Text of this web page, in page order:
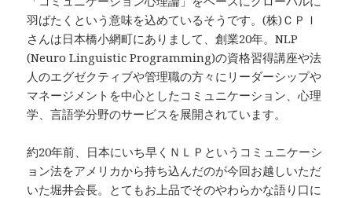
羽ばたくという意味を込めているそうです。(株)ＣＰＩ
さんは日本橋小網町にありまして、創業20年。NLP
(Neuro Linguistic Programming)の資格習得講座や法
人のエグゼクティブや管理職の方々にリーダーシップや
マネージメントを中心としたコミュニケーション、心理
学、言語学分野のサービスを展開されています。
約20年前、日本にいち早くＮＬＰというコミュニケーシ
ョン法をアメリカから持ち込んだのが今回お越しいただ
いた堀井会長。とてもお上品でそのやわらかな語り口に